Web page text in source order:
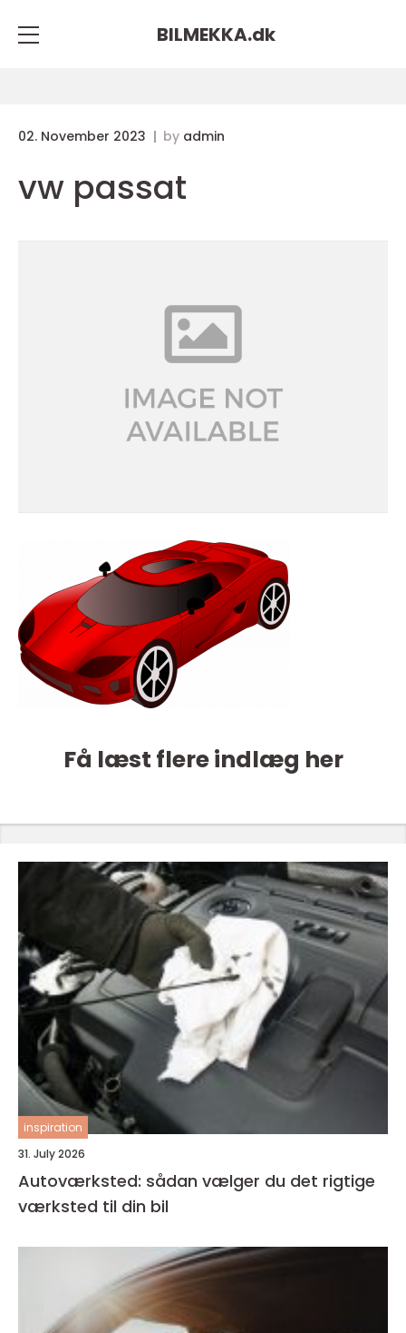
BILMEKKA.dk
02. November 2023 by admin
vw passat
Få læst flere indlæg her
inspiration
31. July 2026
Autoværksted: sådan vælger du det rigtige
værksted til din bil